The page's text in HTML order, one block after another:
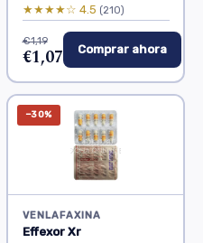
★★★★☆ 4.5 (210)
€1,19
€1,07 Comprar ahora
−30%
VENLAFAXINA
Effexor Xr